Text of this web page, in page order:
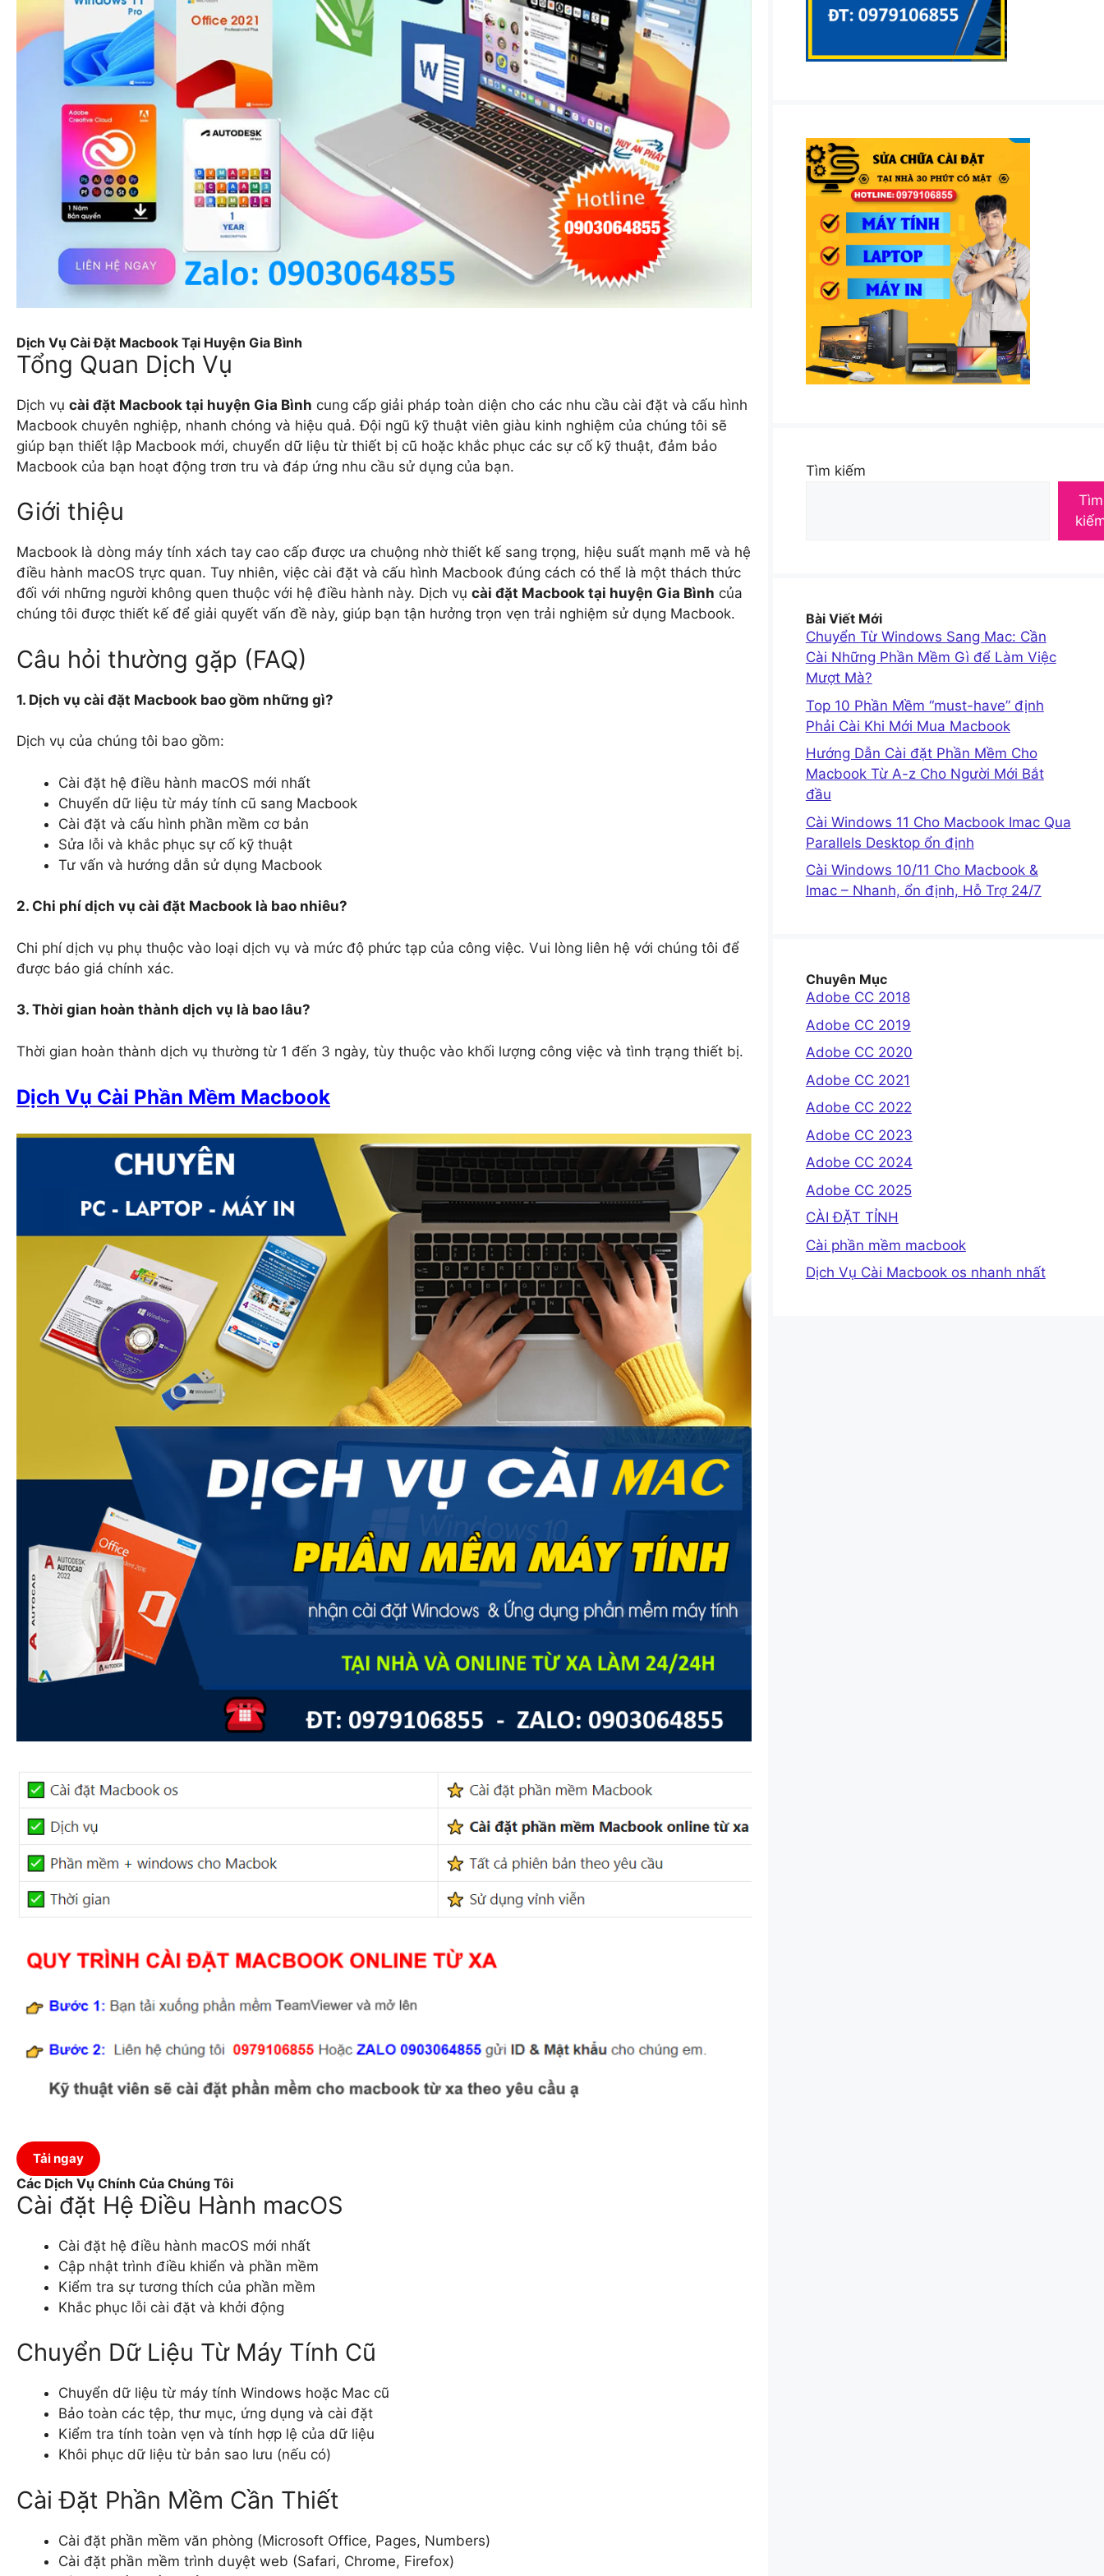
Dịch Vụ Cài Đặt Macbook Tại Huyện Gia Bình
Tổng Quan Dịch Vụ
Dịch vụ cài đặt Macbook tại huyện Gia Bình cung cấp giải pháp toàn diện cho các nhu cầu cài đặt và cấu hình
Macbook chuyên nghiệp, nhanh chóng và hiệu quả. Đội ngũ kỹ thuật viên giàu kinh nghiệm của chúng tôi sẽ
giúp bạn thiết lập Macbook mới, chuyển dữ liệu từ thiết bị cũ hoặc khắc phục các sự cố kỹ thuật, đảm bảo
Macbook của bạn hoạt động trơn tru và đáp ứng nhu cầu sử dụng của bạn.
Giới thiệu
Macbook là dòng máy tính xách tay cao cấp được ưa chuộng nhờ thiết kế sang trọng, hiệu suất mạnh mẽ và hệ
điều hành macOS trực quan. Tuy nhiên, việc cài đặt và cấu hình Macbook đúng cách có thể là một thách thức
đối với những người không quen thuộc với hệ điều hành này. Dịch vụ cài đặt Macbook tại huyện Gia Bình của
chúng tôi được thiết kế để giải quyết vấn đề này, giúp bạn tận hưởng trọn vẹn trải nghiệm sử dụng Macbook.
Câu hỏi thường gặp (FAQ)
1. Dịch vụ cài đặt Macbook bao gồm những gì?
Dịch vụ của chúng tôi bao gồm:
Cài đặt hệ điều hành macOS mới nhất
Chuyển dữ liệu từ máy tính cũ sang Macbook
Cài đặt và cấu hình phần mềm cơ bản
Sửa lỗi và khắc phục sự cố kỹ thuật
Tư vấn và hướng dẫn sử dụng Macbook
2. Chi phí dịch vụ cài đặt Macbook là bao nhiêu?
Chi phí dịch vụ phụ thuộc vào loại dịch vụ và mức độ phức tạp của công việc. Vui lòng liên hệ với chúng tôi để
được báo giá chính xác.
3. Thời gian hoàn thành dịch vụ là bao lâu?
Thời gian hoàn thành dịch vụ thường từ 1 đến 3 ngày, tùy thuộc vào khối lượng công việc và tình trạng thiết bị.
Dịch Vụ Cài Phần Mềm Macbook
Tải ngay
Các Dịch Vụ Chính Của Chúng Tôi
Cài đặt Hệ Điều Hành macOS
Cài đặt hệ điều hành macOS mới nhất
Cập nhật trình điều khiển và phần mềm
Kiểm tra sự tương thích của phần mềm
Khắc phục lỗi cài đặt và khởi động
Chuyển Dữ Liệu Từ Máy Tính Cũ
Chuyển dữ liệu từ máy tính Windows hoặc Mac cũ
Bảo toàn các tệp, thư mục, ứng dụng và cài đặt
Kiểm tra tính toàn vẹn và tính hợp lệ của dữ liệu
Khôi phục dữ liệu từ bản sao lưu (nếu có)
Cài Đặt Phần Mềm Cần Thiết
Cài đặt phần mềm văn phòng (Microsoft Office, Pages, Numbers)
Cài đặt phần mềm trình duyệt web (Safari, Chrome, Firefox)
Tìm kiếm
Tìm
Bài Viết Mới
Chuyển Từ Windows Sang Mac: Cần
Cài Những Phần Mềm Gì để Làm Việc
Mượt Mà?
Top 10 Phần Mềm “must-have” định
Phải Cài Khi Mới Mua Macbook
Hướng Dẫn Cài đặt Phần Mềm Cho
Macbook Từ A-z Cho Người Mới Bắt
đầu
Cài Windows 11 Cho Macbook Imac Qua
Parallels Desktop ổn định
Cài Windows 10/11 Cho Macbook &
Imac – Nhanh, ổn định, Hỗ Trợ 24/7
Chuyên Mục
Adobe CC 2018
Adobe CC 2019
Adobe CC 2020
Adobe CC 2021
Adobe CC 2022
Adobe CC 2023
Adobe CC 2024
Adobe CC 2025
CÀI ĐẶT TỈNH
Cài phần mềm macbook
Dịch Vụ Cài Macbook os nhanh nhất